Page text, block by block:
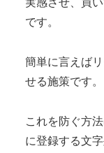
実感させ、買
です。
簡単に言えば
せる施策です。
これを防ぐ方
に登録する文